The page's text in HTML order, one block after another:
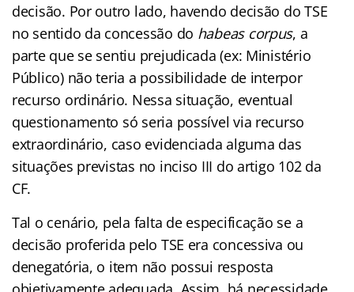
decisão. Por outro lado, havendo decisão do TSE
no sentido da concessão do habeas corpus, a
parte que se sentiu prejudicada (ex: Ministério
Público) não teria a possibilidade de interpor
recurso ordinário. Nessa situação, eventual
questionamento só seria possível via recurso
extraordinário, caso evidenciada alguma das
situações previstas no inciso III do artigo 102 da
CF.
Tal o cenário, pela falta de especificação se a
decisão proferida pelo TSE era concessiva ou
denegatória, o item não possui resposta